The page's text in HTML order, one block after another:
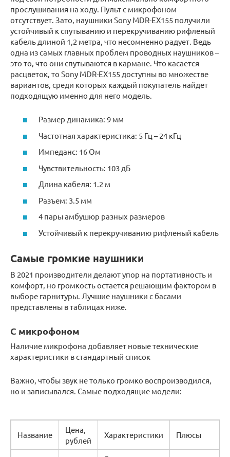
прослушивания на ходу. Пульт с микрофоном
отсутствует. Зато, наушники Sony MDR-EX155 получили
устойчивый к спутыванию и перекручиванию рифленый
кабель длиной 1,2 метра, что несомненно радует. Ведь
одна из самых главных проблем проводных наушников –
это то, что они спутываются в кармане. Что касается
расцветок, то Sony MDR-EX155 доступны во множестве
вариантов, среди которых каждый покупатель найдет
подходящую именно для него модель.
Размер динамика: 9 мм
Частотная характеристика: 5 Гц – 24 кГц
Импеданс: 16 Ом
Чувствительность: 103 дБ
Длина кабеля: 1.2 м
Разъем: 3.5 мм
4 пары амбушюр разных размеров
Устойчивый к перекручиванию рифленый кабель
Самые громкие наушники
В 2021 производители делают упор на портативность и
комфорт, но громкость остается решающим фактором в
выборе гарнитуры. Лучшие наушники с басами
представлены в таблицах ниже.
С микрофоном
Наличие микрофона добавляет новые технические
характеристики в стандартный список
Важно, чтобы звук не только громко воспроизводился,
но и записывался. Самые подходящие модели:
Название
Цена,
рублей
Характеристики Плюсы